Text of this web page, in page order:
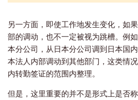
另一方面，即使工作地发生变化，如
部的调动，也不一定被视为跳槽。例
本分公司，从日本分公司调到日本国
本法人内部调动到其他部门，这类情
内转勤签证的范围内整理。
但是，这里重要的并不是形式上是否